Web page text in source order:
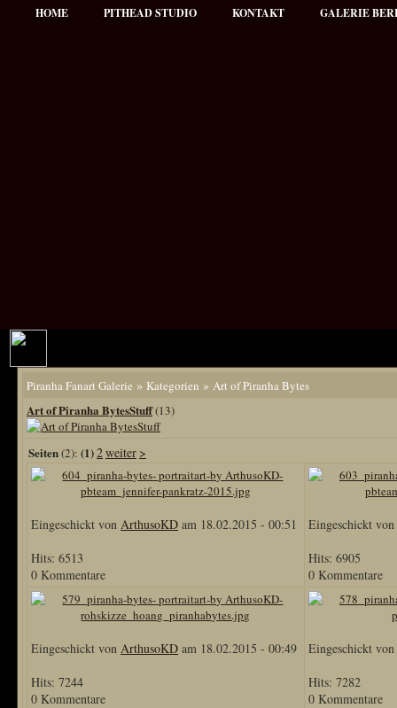
HOME PITHEAD STUDIO KONTAKT GALERIE
Piranha Fanart Galerie » Kategorien » Art of Piranha Bytes
Art of Piranha BytesStuff(13)
Seiten(2): (1)2weiter >
Eingeschickt von ArthusoKD am 18.02.2015 - 00:51
Hits: 6513
0 Kommentare
Eingeschickt von
Hits: 6905
0 Kommentare
Eingeschickt von ArthusoKD am 18.02.2015 - 00:49
Hits: 7244
0 Kommentare
Eingeschickt von
Hits: 7282
0 Kommentare